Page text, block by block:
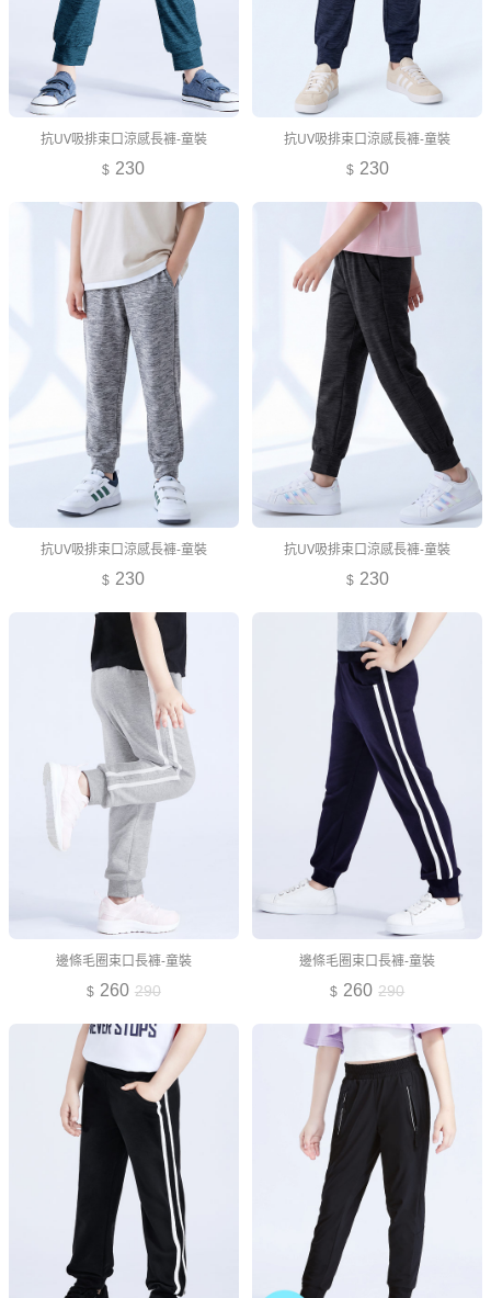
抗UV吸排束口涼感長褲-童裝
230
抗UV吸排束口涼感長褲-童裝
230
抗UV吸排束口涼感長褲-童裝
230
抗UV吸排束口涼感長褲-童裝
230
邊條毛圈束口長褲-童裝
260 290
邊條毛圈束口長褲-童裝
260 290